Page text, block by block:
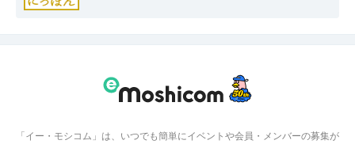
「イー・モシコム」は、いつでも簡単にイベントや会員・メンバーの募集が